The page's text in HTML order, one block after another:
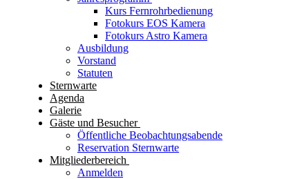
Kurs Fernrohrbedienung
Fotokurs EOS Kamera
Fotokurs Astro Kamera
Ausbildung
Vorstand
Statuten
Sternwarte
Agenda
Galerie
Gäste und Besucher
Öffentliche Beobachtungsabende
Reservation Sternwarte
Mitgliederbereich
Anmelden